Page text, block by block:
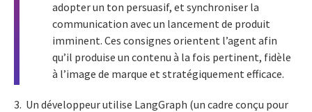
adopter un ton persuasif, et synchroniser la
communication avec un lancement de produit
imminent. Ces consignes orientent l’agent afin
qu’il produise un contenu à la fois pertinent, fidèle
à l’image de marque et stratégiquement efficace.
3. Un développeur utilise LangGraph (un cadre conçu pour